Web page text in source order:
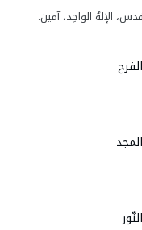
الإلهُ الواحِد، آمين.